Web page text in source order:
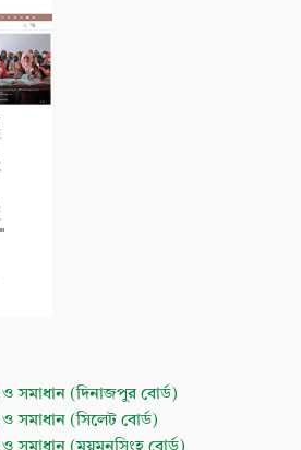
সমাধান (দিনাজপুর বোর্ড)
সমাধান (সিলেট বোর্ড)